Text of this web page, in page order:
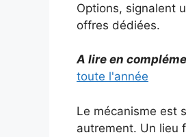
Options, signalent
offres dédiées.
A lire en
toute l'année
Le mécanisme est
autrement. Un lieu